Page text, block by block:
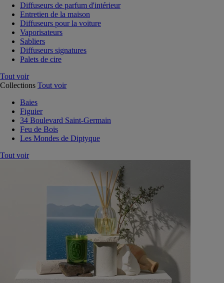
Diffuseurs de parfum d'intérieur
Entretien de la maison
Diffuseurs pour la voiture
Vaporisateurs
Sabliers
Diffuseurs signatures
Palets de cire
Tout voir
Collections Tout voir
Baies
Figuier
34 Boulevard Saint-Germain
Feu de Bois
Les Mondes de Diptyque
Tout voir